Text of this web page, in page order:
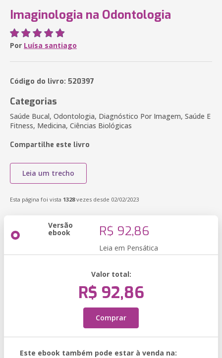
Imaginologia na Odontologia
Por Luísa santiago
Código do livro: 520397
Categorias
Saúde Bucal, Odontologia, Diagnóstico Por Imagem, Saúde E
Fitness, Medicina, Ciências Biológicas
Compartilhe este livro
Leia um trecho
Esta página foi vista 1328vezes desde 02/02/2023
Versão
ebook R$ 92,86
Leia em Pensática
Valor total:
R$ 92,86
Comprar
Este ebook também pode estar à venda na: